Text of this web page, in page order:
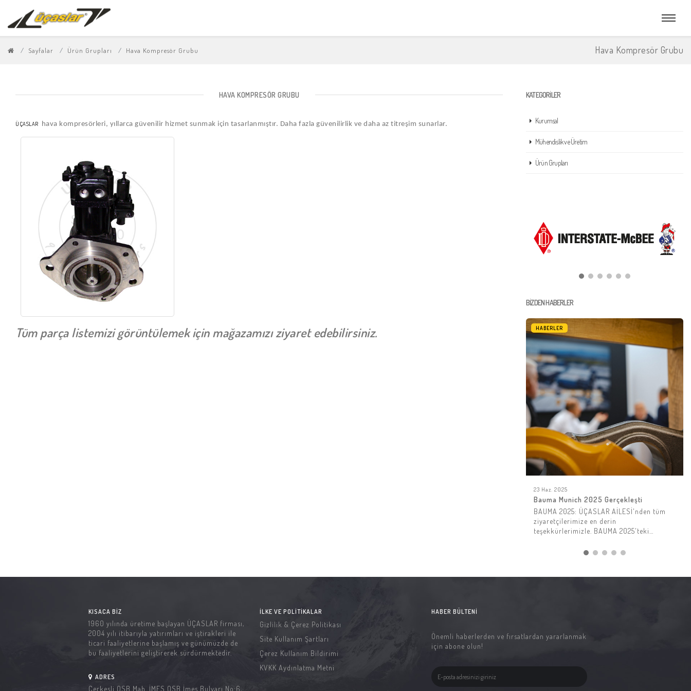
Sayfalar Ürün Grupları Hava Kompresör Grubu Hava Kompresör Grubu
HAVA KOMPRESÖR GRUBU
ÜÇASLAR hava kompresörleri, yıllarca güvenilir hizmet sunmak için tasarlanmıştır. Daha fazla güvenilirlik ve daha az titreşim sunarlar.
Tüm parça listemizi görüntülemek için mağazamızı ziyaret edebilirsiniz.
KATEGORILER
Kurumsal
Mühendislik ve Üretim
Ürün Grupları
BIZDEN HABERLER
HABERLER
23 Haz. 2025
Bauma Munich 2025 Gerçekleşti
BAUMA 2025: ÜÇASLAR AİLESİ'nden tüm
ziyaretçilerimize en derin
teşekkürlerimizle. BAUMA 2025'teki
teşekkür ederiz! Birçoğunuzla bağlantı
KISACA BIZ
1960 yılında üretime başlayan ÜÇASLAR firması,
2004 yılı itibarıyla yatırımları ve iştirakleri ile
ticari faaliyetlerine başlamış ve günümüzde de
bu faaliyetlerini geliştirerek sürdürmektedir.
ADRES
Çerkesli OSB Mah. İMES OSB İmes Bulvarı No:6,
İLKE VE POLITIKALAR
Gizlilik & Çerez Politikası
Site Kullanım Şartları
Çerez Kullanım Bildirimi
KVKK Aydınlatma Metni
HABER BÜLTENI
Önemli haberlerden ve fırsatlardan yararlanmak
için abone olun!